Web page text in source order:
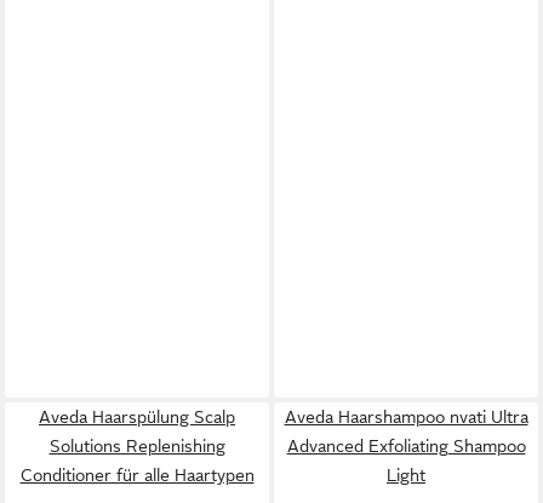
Aveda Haarspülung Scalp
Solutions Replenishing
Conditioner für alle Haartypen
Aveda Haarshampoo nvati Ultra
Advanced Exfoliating Shampoo
Light